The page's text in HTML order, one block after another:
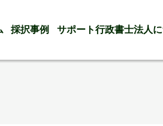
採択事例 サポート行政書士法人